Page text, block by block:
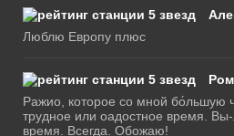
Люблю Европу плюс
Ражио, которое со мной бо́льшую
трудное или оадостное время.
время. Всегда. Обожаю!